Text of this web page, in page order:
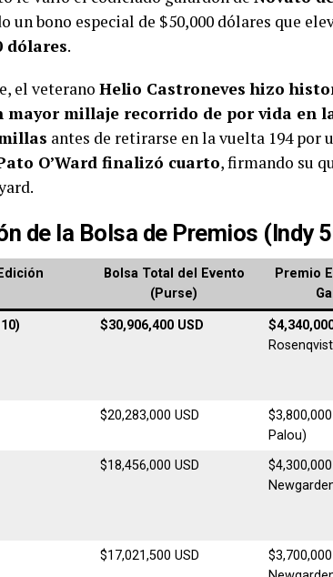
un bono especial de $50,000 dólares que
dólares.
el veterano Helio Castroneves hizo
mayor millaje recorrido de por vida en
antes de retirarse en la vuelta 194 por
O’Ward finalizó cuarto, firmando su
de la Bolsa de Premios (Indy
Bolsa Total del Evento
(Purse)
Premio
$30,906,400 USD
$20,283,000 USD
Palou)
$18,456,000 USD
$17,021,500 USD